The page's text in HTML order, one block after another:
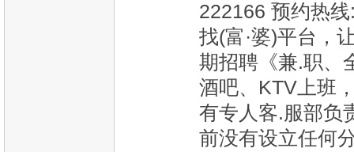
222166 预约热
找(富·婆)平台，
期招聘《兼.职、
酒吧、KTV上班
有专人客.服部负
前没有设立任何